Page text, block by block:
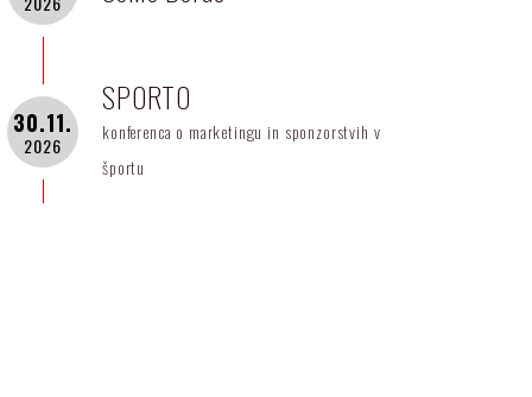
30.11.
2026
SPORTO
konferenca o marketingu in sponzorstvih v
športu